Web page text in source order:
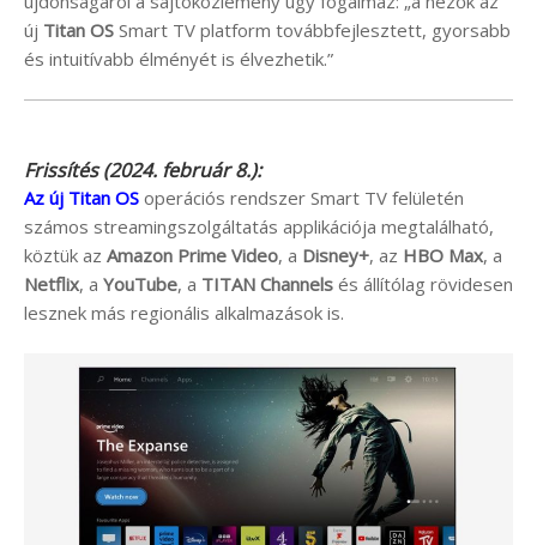
új Titan OS Smart TV platform továbbfejlesztett, gyorsabb
és intuitívabb élményét is élvezhetik.”
Frissítés (2024. február 8.):
Az új Titan OS operációs rendszer Smart TV felületén
számos streamingszolgáltatás applikációja megtalálható,
köztük az Amazon Prime Video, a Disney+, az HBO Max, a
Netflix, a YouTube, a TITAN Channels és állítólag rövidesen
lesznek más regionális alkalmazások is.